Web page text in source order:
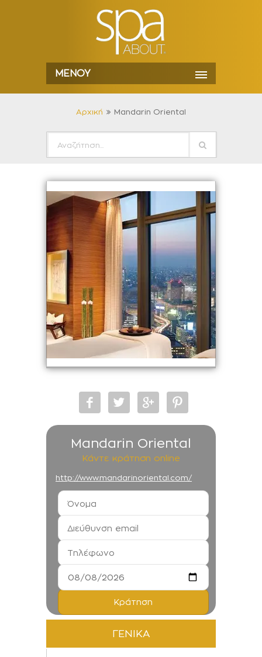
ΜΕΝΟΎ
Αρχική Mandarin Oriental
Mandarin Oriental
Κάντε κράτηση online
http://www.mandarinoriental.com/
ΓΕΝΙΚΑ